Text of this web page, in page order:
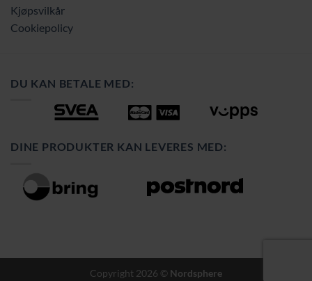
Kjøpsvilkår
Cookiepolicy
DU KAN BETALE MED:
DINE PRODUKTER KAN LEVERES MED:
Copyright 2026 © Nordsphere